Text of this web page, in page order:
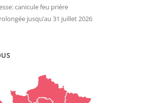
canicule feu prière
jusqu’au 31 juillet 2026